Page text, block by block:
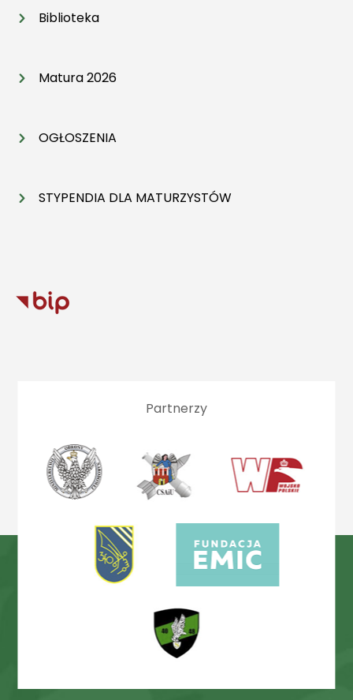
Biblioteka
Matura 2026
OGŁOSZENIA
STYPENDIA DLA MATURZYSTÓW
Partnerzy